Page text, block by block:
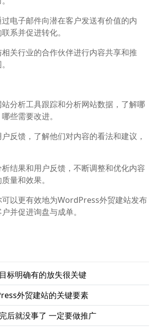
电子邮件向潜在客户发送有价值的内
系并促进转化。
关行业的合作伙伴进行内容共享和推
分析工具跟踪和分析网站数据，了解哪
些需要改进。
反馈，了解他们对内容的看法和建议，
结果和用户反馈，不断调整和优化内容
量和效果。
以更有效地为WordPress外贸建站发布
并促进询盘与成单。
标明确有的放失很关键
外贸建站的关键要素
后就没事了 一定要做推广